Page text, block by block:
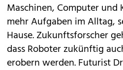
Maschinen, Computer und
mehr Aufgaben im Alltag,
Hause. Zukunftsforscher
dass Roboter zukünftig
erobern werden. Futurist